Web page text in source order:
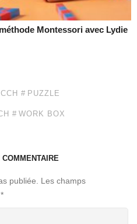
Montessori avec Lydie
PUZZLE
WORK BOX
publiée. Les champs
*